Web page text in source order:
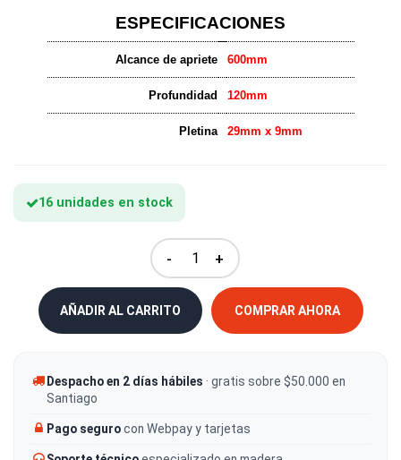
ESPECIFICACIONES
Alcance de apriete 600mm
Profundidad 120mm
Pletina 29mm x 9mm
16 unidades en stock
- +
AÑADIR AL CARRITO COMPRAR AHORA
Despacho en 2 días hábiles · gratis sobre $50.000 en
Santiago
Pago segurocon Webpay y tarjetas